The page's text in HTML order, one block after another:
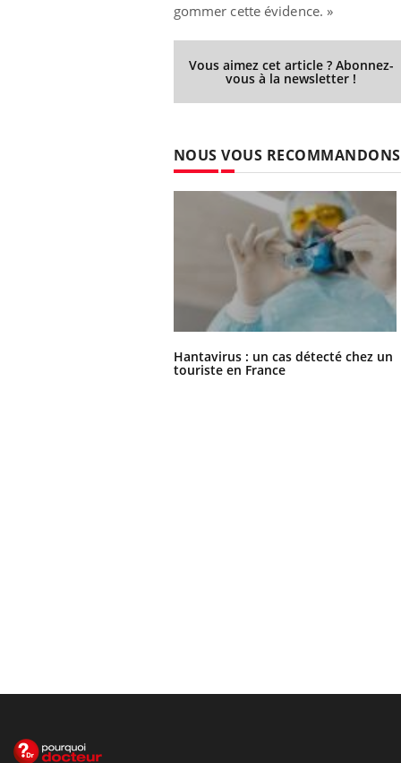
gommer cette évidence. »
Vous aimez cet article ? Abonnez-
vous à la newsletter !
NOUS VOUS RECOMMANDONS
Hantavirus : un cas détecté chez un
touriste en France